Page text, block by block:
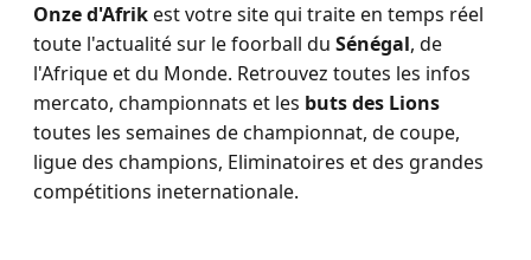
Onze d'Afrikest votre site qui traite en temps réel
toute l'actualité sur le foorball du Sénégal, de
l'Afrique et du Monde. Retrouvez toutes les infos
mercato, championnats et les buts des Lions
toutes les semaines de championnat, de coupe,
ligue des champions, Eliminatoires et des grandes
compétitions ineternationale.